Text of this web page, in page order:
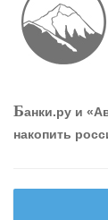
ОНАС
Банки.ру и
накопить